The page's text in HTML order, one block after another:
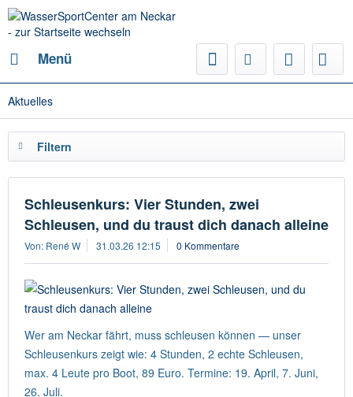
Menü
Aktuelles
Filtern
Schleusenkurs: Vier Stunden, zwei
Schleusen, und du traust dich danach alleine
Von: René W 31.03.26 12:15 0 Kommentare
Wer am Neckar fährt, muss schleusen können — unser
Schleusenkurs zeigt wie: 4 Stunden, 2 echte Schleusen,
max. 4 Leute pro Boot, 89 Euro. Termine: 19. April, 7. Juni,
26. Juli.